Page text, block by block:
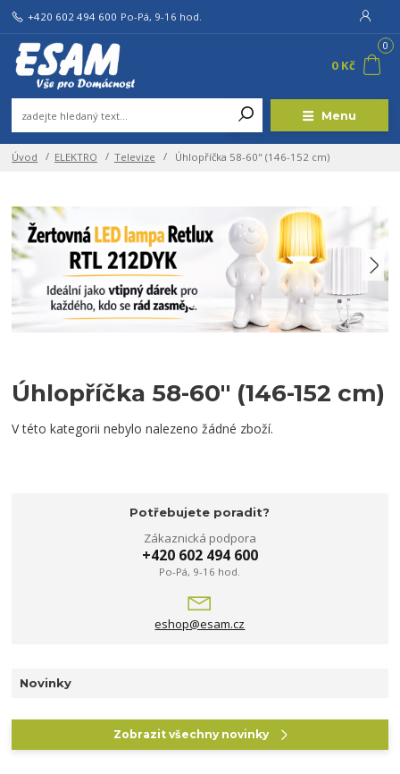
Menu
+420 602 494 600 Po-Pá, 9-16 hod.
0
0 Kč
Úvod ELEKTRO Televize Úhlopříčka 58-60" (146-152 cm)
Úhlopříčka 58-60" (146-152 cm)
V této kategorii nebylo nalezeno žádné zboží.
Potřebujete poradit?
Zákaznická podpora
+420 602 494 600
Po-Pá, 9-16 hod.
eshop@esam.cz
Novinky
Zobrazit všechny novinky